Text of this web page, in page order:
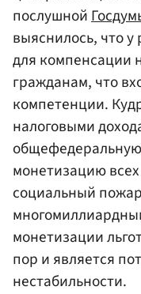
послушной
выяснилось, что у
для компенсации
гражданам, что
компетенции.
налоговыми
монетизацию
социальный
монетизации
пор и является
нестабильности.